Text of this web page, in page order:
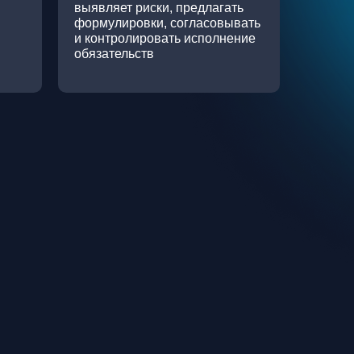
выявляет риски, предлагать
формулировки, согласовывать
и контролировать исполнение
обязательств